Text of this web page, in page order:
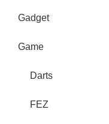
Gadget
Game
Darts
FEZ